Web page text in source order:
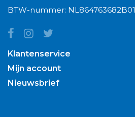
BTW-nummer: NL864763682B01
Klantenservice
Mijn account
Nieuwsbrief